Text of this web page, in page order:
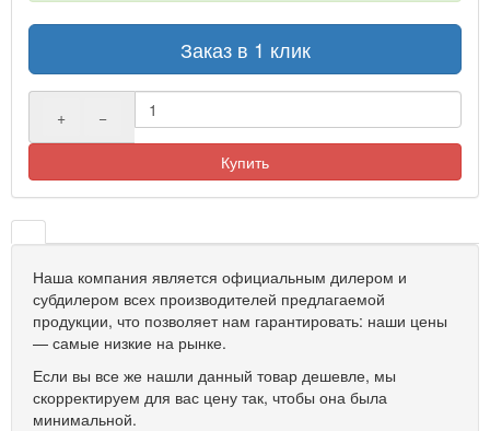
Заказ в 1 клик
+ −
Купить
Наша компания является официальным дилером и
субдилером всех производителей предлагаемой
продукции, что позволяет нам гарантировать: наши цены
— самые низкие на рынке.
Если вы все же нашли данный товар дешевле, мы
скорректируем для вас цену так, чтобы она была
минимальной.